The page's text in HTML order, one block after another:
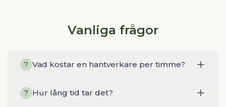
Vanliga frågor
? Vad kostar en hantverkare per timme?
? Hur lång tid tar det?